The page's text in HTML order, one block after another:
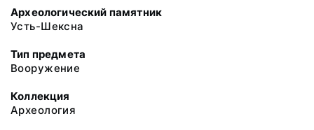
Археологический памятник
Усть-Шексна
Тип предмета
Вооружение
Коллекция
Археология